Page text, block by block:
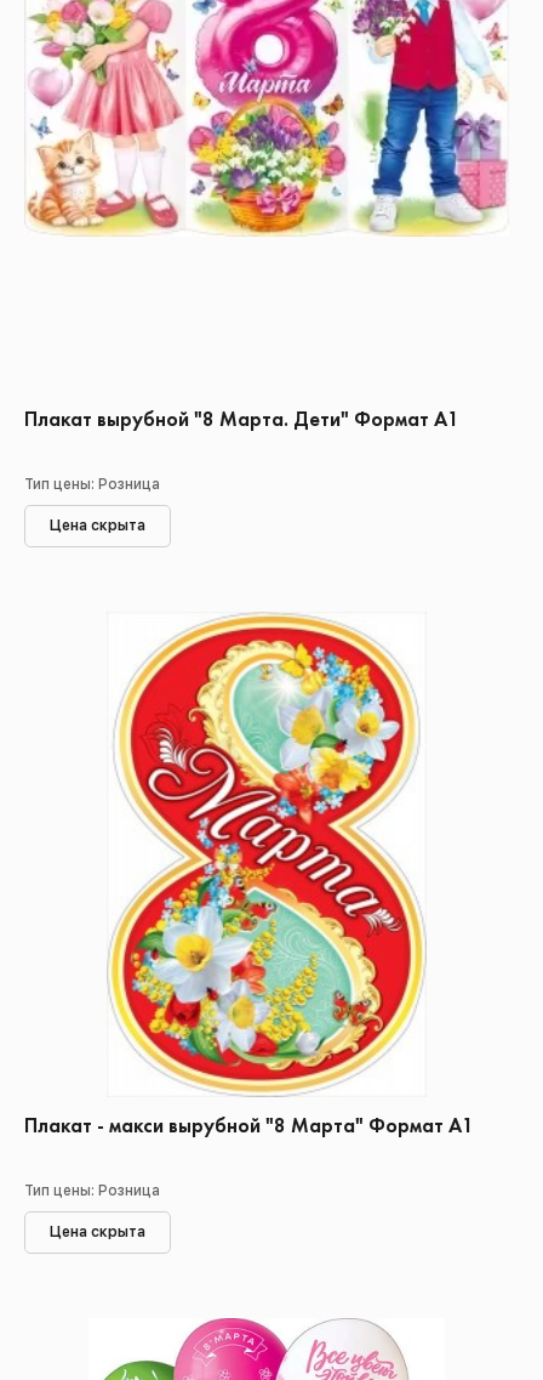
Плакат вырубной "8 Марта. Дети" Формат А1
Тип цены: Розница
Цена скрыта
Плакат - макси вырубной "8 Марта" Формат А1
Тип цены: Розница
Цена скрыта